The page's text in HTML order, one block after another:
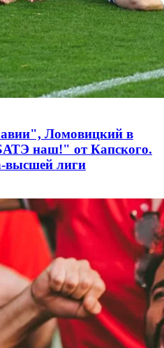
Ломовицкий в
наш!" от Капского.
высшей лиги